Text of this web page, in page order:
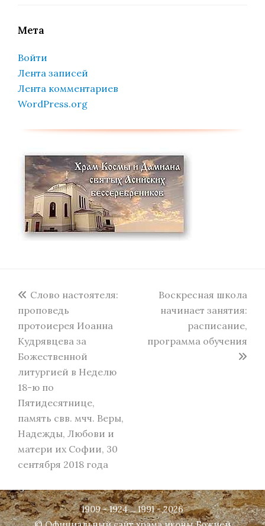
Мета
Войти
Лента записей
Лента комментариев
WordPress.org
previous
post:
Слово настоятеля:
проповедь
протоиерея Иоанна
Кудрявцева за
Божественной
литургией в Неделю
18-ю по
Пятидесятнице,
память свв. мчч. Веры,
Надежды, Любови и
матери их Софии, 30
сентября 2018 года
next
post:
Воскресная школа
начинает занятия:
расписание,
программа обучения
1909 - 1924 ... 1991 - 2026